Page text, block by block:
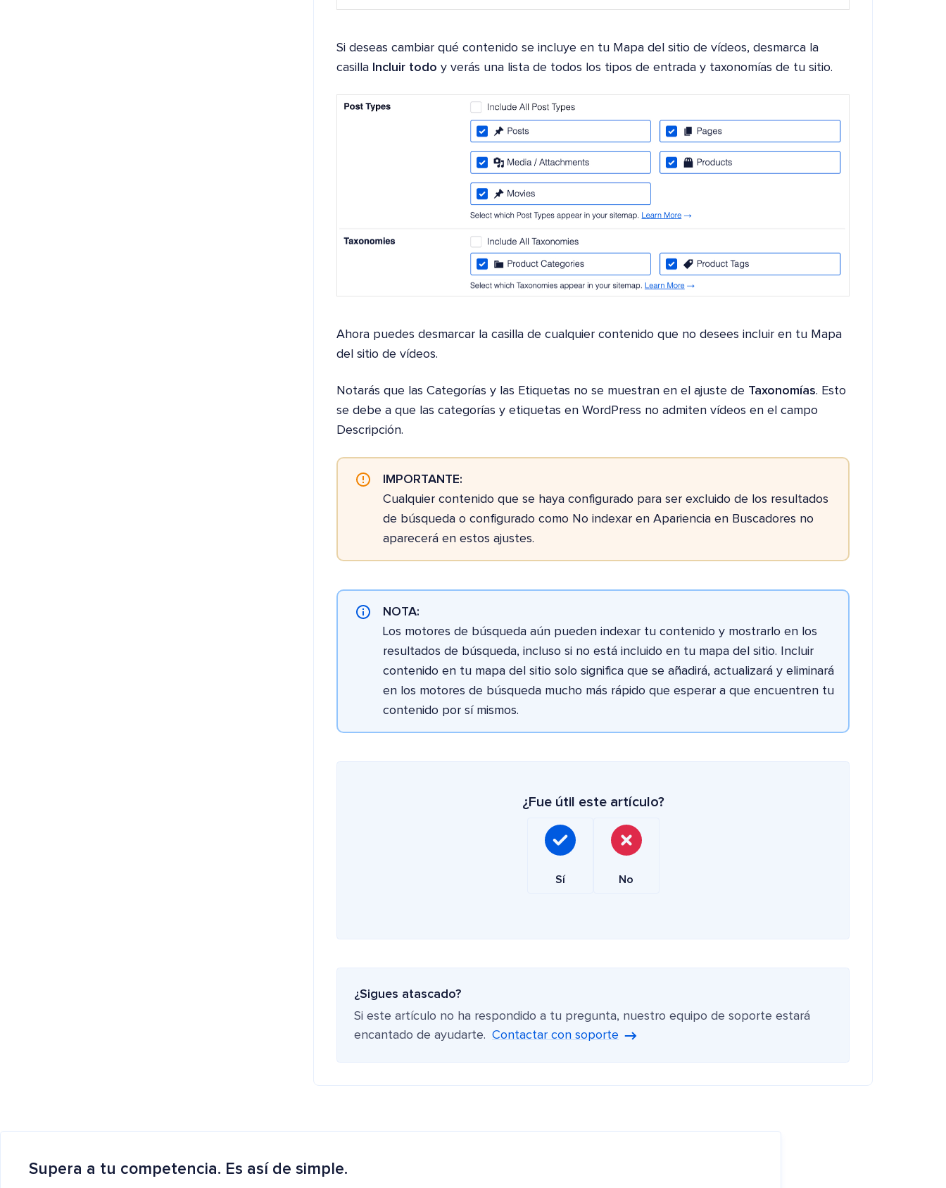
Si deseas cambiar qué contenido se incluye en tu Mapa del sitio de vídeos, desmarca la
casilla Incluir todo y verás una lista de todos los tipos de entrada y taxonomías de tu sitio.
Ahora puedes desmarcar la casilla de cualquier contenido que no desees incluir en tu Mapa
del sitio de vídeos.
Notarás que las Categorías y las Etiquetas no se muestran en el ajuste de Taxonomías. Esto
se debe a que las categorías y etiquetas en WordPress no admiten vídeos en el campo
Descripción.
IMPORTANTE:
Cualquier contenido que se haya configurado para ser excluido de los resultados
de búsqueda o configurado como No indexar en Apariencia en Buscadores no
aparecerá en estos ajustes.
NOTA:
Los motores de búsqueda aún pueden indexar tu contenido y mostrarlo en los
resultados de búsqueda, incluso si no está incluido en tu mapa del sitio. Incluir
contenido en tu mapa del sitio solo significa que se añadirá, actualizará y eliminará
en los motores de búsqueda mucho más rápido que esperar a que encuentren tu
contenido por sí mismos.
¿Fue útil este artículo?
Sí No
¿Sigues atascado?
Si este artículo no ha respondido a tu pregunta, nuestro equipo de soporte estará
encantado de ayudarte. Contactar con soporte
Supera a tu competencia. Es así de simple.